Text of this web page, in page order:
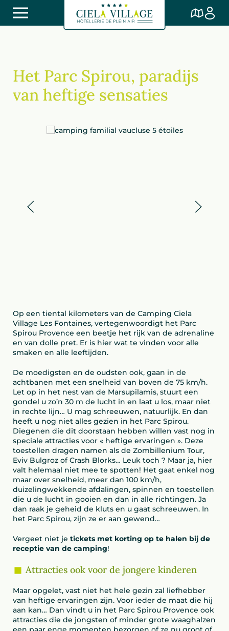
Het Parc Spirou, paradijs
van heftige sensaties
Op een tiental kilometers van de Camping Ciela
Village Les Fontaines, vertegenwoordigt het Parc
Spirou Provence een beetje het rijk van de adrenaline
en van dolle pret. Er is hier wat te vinden voor alle
smaken en alle leeftijden.
De moedigsten en de oudsten ook, gaan in de
achtbanen met een snelheid van boven de 75 km/h.
Let op in het nest van de Marsupilamis, stuurt een
gondel u zo’n 30 m de lucht in en laat u los, maar niet
in rechte lijn… U mag schreeuwen, natuurlijk. En dan
heeft u nog niet alles gezien in het Parc Spirou.
Diegenen die dit doorstaan hebben willen vast nog in
speciale attracties voor « heftige ervaringen ». Deze
toestellen dragen namen als de Zombillenium Tour,
Eviv Bulgroz of Crash Blorks… Leuk toch ? Maar ja, hier
valt helemaal niet mee te spotten! Het gaat enkel nog
maar over snelheid, meer dan 100 km/h,
duizelingwekkende afdalingen, spinnen en toestellen
die u de lucht in gooien en dan in alle richtingen. Ja
dan raak je geheid de kluts en u gaat schreeuwen. In
het Parc Spirou, zijn ze er aan gewend…
Vergeet niet je tickets met korting op te halen bij de
receptie van de camping!
Attracties ook voor de jongere kinderen
Maar opgelet, vast niet het hele gezin zal liefhebber
van heftige ervaringen zijn. Voor ieder de maat die hij
aan kan… Dan vindt u in het Parc Spirou Provence ook
attracties die de jongsten of minder grote waaghalzen